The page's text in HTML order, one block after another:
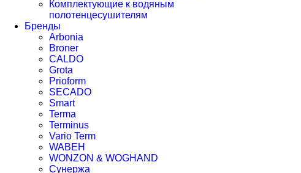
Комплектующие к водяным
полотенцесушителям
Бренды
Arbonia
Broner
CALDO
Grota
Prioform
SECADO
Smart
Terma
Terminus
Vario Term
WABEH
WONZON & WOGHAND
Сунержа